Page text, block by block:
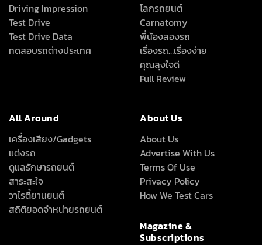
Driving Impression
Test Drive
Test Drive Data
ทดสอบรถต่างประเทศ
โลกรถยนต์
Carnatomy
พี่น้องลองรถ
เรื่องรถ…เรื่องง่าย
คุณลุงใจดี
Full Review
All Around
เครื่องเสียง/Gadgets
แต่งรถ
ดูแลรักษารถยนต์
สาระสะใจ
วาไรตี้ยานยนต์
สถิติยอดจำหน่ายรถยนต์
About Us
About Us
Advertise With Us
Terms Of Use
Privacy Policy
How We Test Cars
Magazine &
Subscriptions